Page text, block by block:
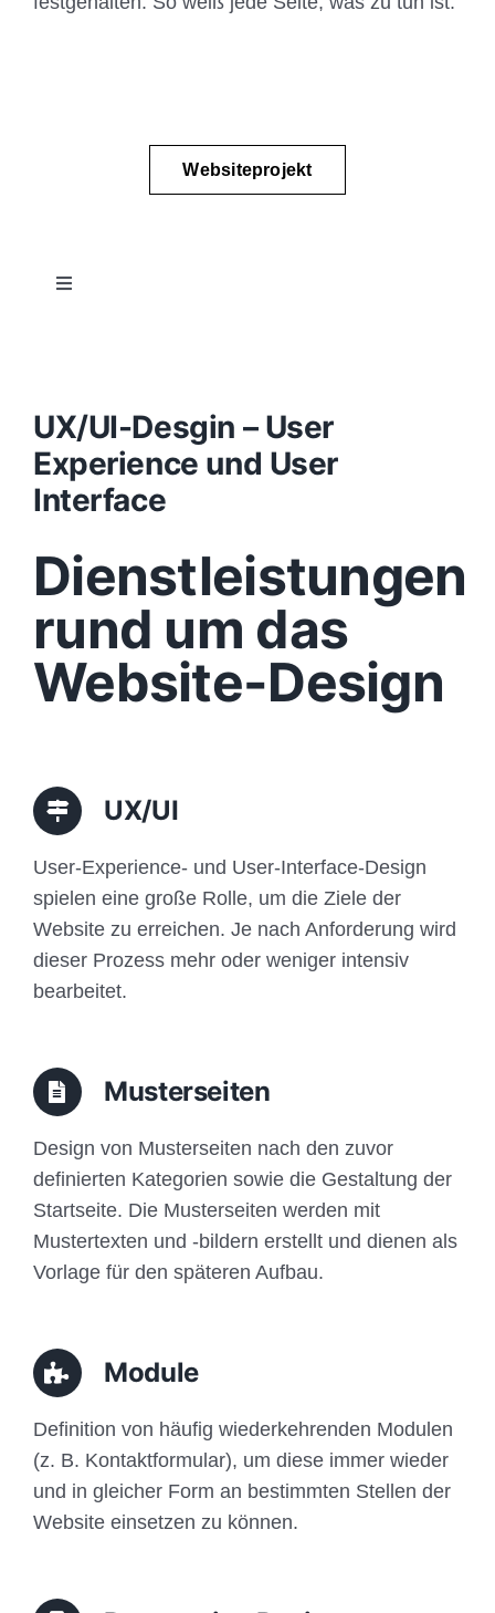
Websiteprojekt
Toggle
Konzept
Design
Content
Funktionen
Aufbau
UX/UI-Desgin – User
Experience und User
Interface
Dienstleistungen
rund um das
Website-Design
UX/UI
User-Experience- und User-Interface-Design
spielen eine große Rolle, um die Ziele der
Website zu erreichen. Je nach Anforderung wird
dieser Prozess mehr oder weniger intensiv
bearbeitet.
Musterseiten
Design von Musterseiten nach den zuvor
definierten Kategorien sowie die Gestaltung der
Startseite. Die Musterseiten werden mit
Mustertexten und -bildern erstellt und dienen als
Vorlage für den späteren Aufbau.
Module
Definition von häufig wiederkehrenden Modulen
(z. B. Kontaktformular), um diese immer wieder
und in gleicher Form an bestimmten Stellen der
Website einsetzen zu können.